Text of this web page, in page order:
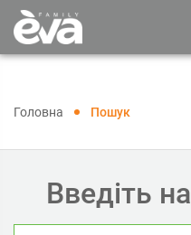
Головна Пошук
Введіть